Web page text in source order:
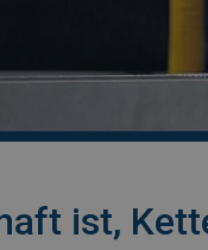
ist,